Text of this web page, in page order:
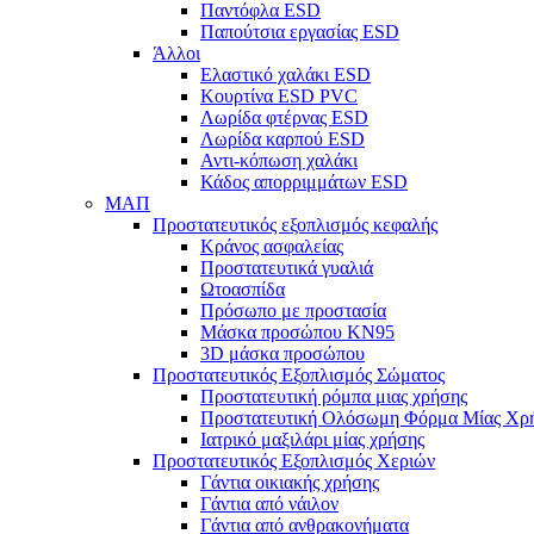
Παντόφλα ESD
Παπούτσια εργασίας ESD
Άλλοι
Ελαστικό χαλάκι ESD
Κουρτίνα ESD PVC
Λωρίδα φτέρνας ESD
Λωρίδα καρπού ESD
Αντι-κόπωση χαλάκι
Κάδος απορριμμάτων ESD
ΜΑΠ
Προστατευτικός εξοπλισμός κεφαλής
Κράνος ασφαλείας
Προστατευτικά γυαλιά
Ωτοασπίδα
Πρόσωπο με προστασία
Μάσκα προσώπου KN95
3D μάσκα προσώπου
Προστατευτικός Εξοπλισμός Σώματος
Προστατευτική ρόμπα μιας χρήσης
Προστατευτική Ολόσωμη Φόρμα Μίας
Ιατρικό μαξιλάρι μίας χρήσης
Προστατευτικός Εξοπλισμός Χεριών
Γάντια οικιακής χρήσης
Γάντια από νάιλον
Γάντια από ανθρακονήματα